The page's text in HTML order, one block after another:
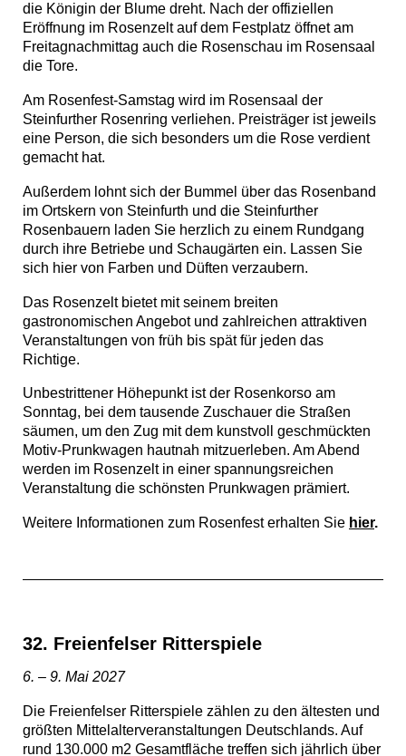
die Königin der Blume dreht. Nach der offiziellen
Eröffnung im Rosenzelt auf dem Festplatz öffnet am
Freitagnachmittag auch die Rosenschau im Rosensaal
die Tore.
Am Rosenfest-Samstag wird im Rosensaal der
Steinfurther Rosenring verliehen. Preisträger ist jeweils
eine Person, die sich besonders um die Rose verdient
gemacht hat.
Außerdem lohnt sich der Bummel über das Rosenband
im Ortskern von Steinfurth und die Steinfurther
Rosenbauern laden Sie herzlich zu einem Rundgang
durch ihre Betriebe und Schaugärten ein. Lassen Sie
sich hier von Farben und Düften verzaubern.
Das Rosenzelt bietet mit seinem breiten
gastronomischen Angebot und zahlreichen attraktiven
Veranstaltungen von früh bis spät für jeden das
Richtige.
Unbestrittener Höhepunkt ist der Rosenkorso am
Sonntag, bei dem tausende Zuschauer die Straßen
säumen, um den Zug mit dem kunstvoll geschmückten
Motiv-Prunkwagen hautnah mitzuerleben. Am Abend
werden im Rosenzelt in einer spannungsreichen
Veranstaltung die schönsten Prunkwagen prämiert.
Weitere Informationen zum Rosenfest erhalten Sie hier.
32. Freienfelser Ritterspiele
6. – 9. Mai 2027
Die Freienfelser Ritterspiele zählen zu den ältesten und
größten Mittelalterveranstaltungen Deutschlands. Auf
rund 130.000 m2 Gesamtfläche treffen sich jährlich über